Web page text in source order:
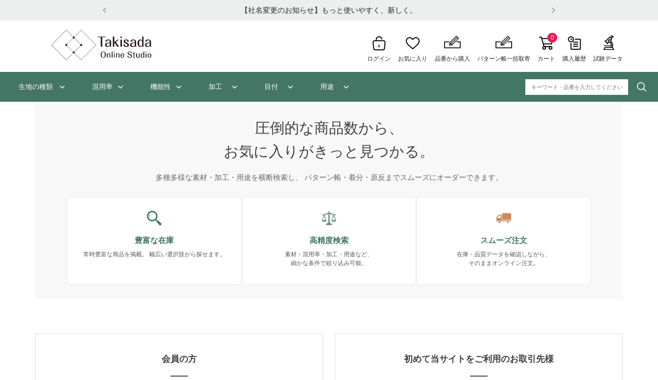
【社名変更のお知らせ】もっと使いやすく、新しく。
ログイン お気に入り 品番から購入 パターン帳一括取寄 カート
0
購入履歴 試験データ
生地の種類 混用率 機能性 加工 目付 用途
圧倒的な商品数から、
お気に入りがきっと見つかる。
多種多様な素材・加工・用途を横断検索し、 パターン帳・着分・原反までスムーズにオーダーできます。
豊富な在庫
常時豊富な商品を掲載。 幅広い選択肢から探せます。
高精度検索
素材・混用率・加工・用途など、
細かな条件で絞り込み可能。
スムーズ注文
在庫・品質データを確認しながら、
そのままオンライン注文。
会員の方 初めて当サイトをご利用のお取引先様